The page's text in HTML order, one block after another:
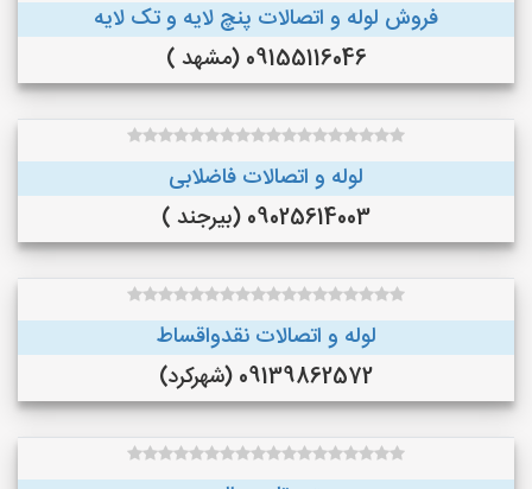
فروش لوله و اتصالات پنچ لایه و تک لایه
09155116046 (مشهد )
لوله و اتصالات فاضلابی
09025614003 (بیرجند )
لوله و اتصالات نقدواقساط
09139862572 (شهرکرد)